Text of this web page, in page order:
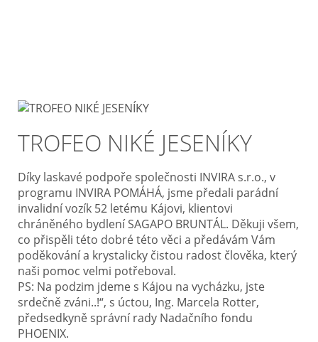
TROFEO NIKÉ JESENÍKY
Díky laskavé podpoře společnosti INVIRA s.r.o., v
programu INVIRA POMÁHÁ, jsme předali parádní
invalidní vozík 52 letému Kájovi, klientovi
chráněného bydlení SAGAPO BRUNTÁL. Děkuji všem,
co přispěli této dobré této věci a předávám Vám
poděkování a krystalicky čistou radost člověka, který
naši pomoc velmi potřeboval.
PS: Na podzim jdeme s Kájou na vycházku, jste
srdečně zváni..!“, s úctou, Ing. Marcela Rotter,
předsedkyně správní rady Nadačního fondu
PHOENIX.